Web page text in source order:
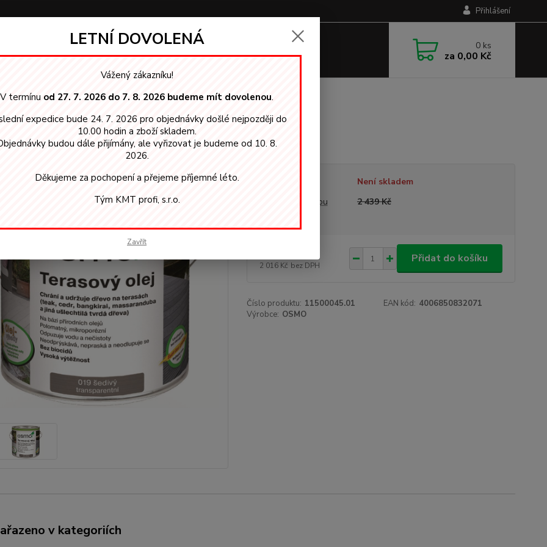
Přihlášení
0 ks
za 0,00 Kč
OSMO vosky, oleje 010 Thermo-wood terasový olej 2,5l
Thermo-wood terasový olej 2,5l
Není skladem
Cena před slevou
2 439 Kč
ks
2 016 Kč bez DPH
Přidat do košíku
Číslo produktu: 11500045.01 EAN kód: 4006850832071
Výrobce: OSMO
v kategoriích
LETNÍ DOVOLENÁ
Vážený zákazníku!
V termínu od 27. 7. 2026 do 7. 8. 2026 budeme mít dovolenou.
expedice bude 24. 7. 2026 pro objednávky došlé nejpozději do
10.00 hodin a zboží skladem.
budou dále přijímány, ale vyřizovat je budeme od 10. 8.
2026.
Děkujeme za pochopení a přejeme příjemné léto.
Tým KMT profi, s.r.o.
Zavřít